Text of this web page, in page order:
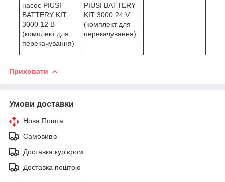
насос PIUSI
BATTERY KIT
3000 12 В
(комплект для
перекачування)
PIUSI BATTERY
KIT 3000 24 V
(комплект для
перекачування)
Приховати
Умови доставки
Нова Пошта
Самовивіз
Доставка кур'єром
Доставка поштою